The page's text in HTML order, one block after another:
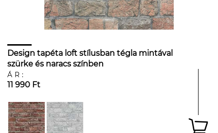
Design tapéta loft stílusban tégla mintával
szürke és naracs színben
ÁR:
11 990 Ft